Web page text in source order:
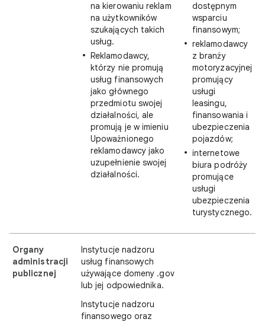
na kierowaniu reklam
na użytkowników
szukających takich
usług.
Reklamodawcy,
którzy nie promują
usług finansowych
jako głównego
przedmiotu swojej
działalności, ale
promują je w imieniu
Upoważnionego
reklamodawcy jako
uzupełnienie swojej
działalności.
dostępnym
wsparciu
finansowym;
reklamodawcy
z branży
motoryzacyjnej
promujący
usługi
leasingu,
finansowania i
ubezpieczenia
pojazdów;
internetowe
biura podróży
promujące
usługi
ubezpieczenia
turystycznego.
Organy
administracji
publicznej
Instytucje nadzoru
usług finansowych
używające domeny .gov
lub jej odpowiednika.
Instytucje nadzoru
finansowego oraz